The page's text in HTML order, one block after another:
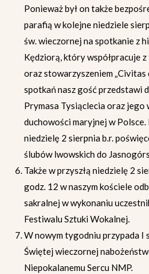
Ponieważ był on także
parafią w kolejne niedziele
św. wieczornej na spotkanie z
Kędziorą, który współpracuje
oraz stowarzyszeniem „Civitas
spotkań nasz gość przedstawi
Prymasa Tysiąclecia oraz jego
duchowości maryjnej w
niedzielę 2 sierpnia b.r.
ślubów lwowskich do
Także w przyszłą niedzielę 2
godz. 12 w naszym kościele
sakralnej w wykonaniu
Festiwalu Sztuki Wokalnej.
W nowym tygodniu przypada I
Świętej wieczornej
Niepokalanemu Sercu NMP.